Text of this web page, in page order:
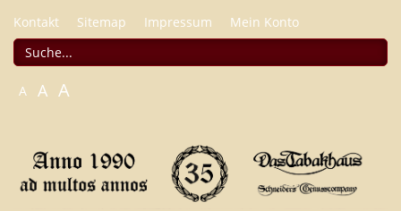
Kontakt Sitemap Impressum Mein Konto
A A A